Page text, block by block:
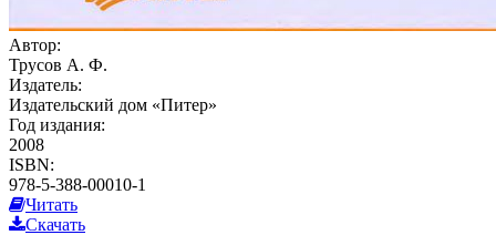
Автор:
Трусов А. Ф.
Издатель:
Издательский дом «Питер»
Год издания:
2008
ISBN:
978-5-388-00010-1
Читать
Скачать